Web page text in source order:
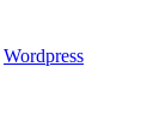
Wordpress